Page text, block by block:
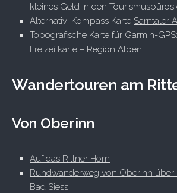
kleines Geld in den Tourismusbüros
Alternativ: Kompass Karte Sarntaler
Topografische Karte für Garmin-GPS:
Freizeitkarte – Region Alpen
Wandertouren am
Von Oberinn
Auf das Rittner Horn
Rundwanderweg von Oberinn über
Bad Siess